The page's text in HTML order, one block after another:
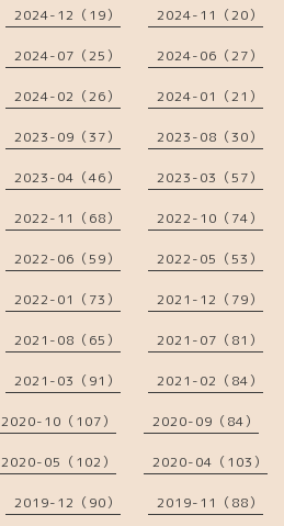
2024-12（19） 2024-11（20）
2024-07（25） 2024-06（27）
2024-02（26） 2024-01（21）
2023-09（37） 2023-08（30）
2023-04（46） 2023-03（57）
2022-11（68） 2022-10（74）
2022-06（59） 2022-05（53）
2022-01（73） 2021-12（79）
2021-08（65） 2021-07（81）
2021-03（91） 2021-02（84）
2020-10（107） 2020-09（84）
2020-05（102） 2020-04（103）
2019-12（90） 2019-11（88）